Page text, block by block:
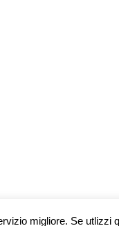
migliore. Se utlizzi